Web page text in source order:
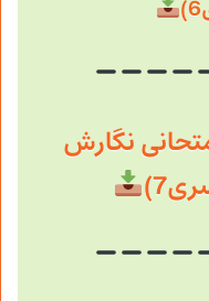
نگارش